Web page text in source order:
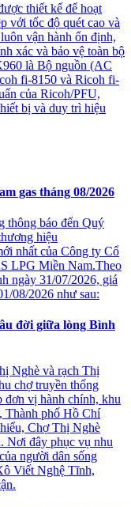
thiết kế để hoạt
với tốc độ quét cao và
vận hành ổn định,
xác và bảo vệ toàn bộ
là Bộ nguồn (AC
fi-8150 và Ricoh fi-
của Ricoh/PFU,
bị và duy trì hiệu
gas tháng 08/2026
thông báo đến Quý
hiệu
nhất của Công ty Cổ
LPG Miền Nam.Theo
ngày 31/07/2026, giá
08/2026 như sau:
đời giữa lòng Bình
Nghè và rạch Thị
chợ truyền thống
đơn vị hành chính, khu
Thành phố Hồ Chí
Chợ Thị Nghè
Nơi đây phục vụ nhu
người dân sống
Viết Nghệ Tĩnh,